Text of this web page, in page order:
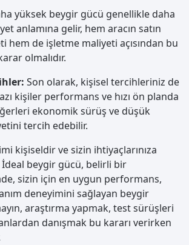
yüksek beygir gücü genellikle daha
anlamına gelir, hem aracın satın
hem de işletme maliyeti açısından bu
olmalıdır.
Son olarak, kişisel tercihleriniz de
kişiler performans ve hızı ön planda
ekonomik sürüş ve düşük
tercih edebilir.
kişiseldir ve sizin ihtiyaçlarınıza
İdeal beygir gücü, belirli bir
sizin için en uygun performans,
deneyimini sağlayan beygir
araştırma yapmak, test sürüşleri
danışmak bu kararı verirken